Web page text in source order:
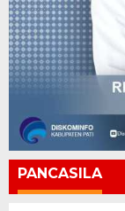
PANCASILA